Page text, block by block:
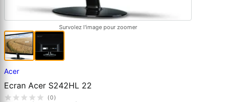
Survolez l'image pour zoomer
Acer
Ecran Acer S242HL 22
(0)